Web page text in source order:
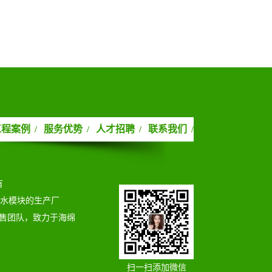
案例 / 服务优势 / 人才招聘 / 联系我们 /
模块的生产厂
团队，致力于海绵
扫一扫添加微信